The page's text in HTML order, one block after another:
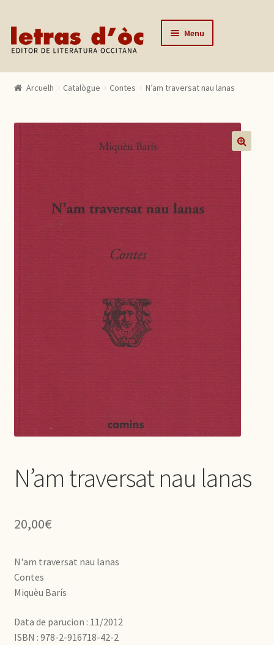
Skip to navigation
Skip to content Menu
Catalògue
Arcuelh Catalògue Contes N’am traversat nau lanas
N’am traversat nau lanas
20,00€
N'am traversat nau lanas
Contes
Miquèu Barís
Data de parucion : 11/2012
ISBN : 978-2-916718-42-2